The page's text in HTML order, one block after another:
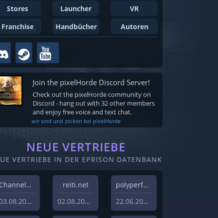
Stores Launcher
VR
Franchise
Handbücher Autoren
Join the pixelHorde Discord Server!
Check out the pixelHorde community on
Discord - hang out with 32 other members
and enjoy free voice and text chat.
wir sind und zocken bei pixelHorde
NEUE VERTRIEBE
VERTRIEBE IN DER EPRISON DATENBANK
Channel37 Ltd
03.08.2026
reiti.net
02.08.2026
polyperfect
22.06.2026